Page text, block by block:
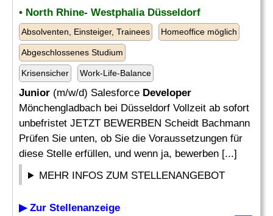
• North Rhine- Westphalia Düsseldorf
Absolventen, Einsteiger, Trainees Homeoffice möglich
Abgeschlossenes Studium
Krisensicher Work-Life-Balance
Junior (m/w/d) Salesforce Developer
Mönchengladbach bei Düsseldorf Vollzeit ab sofort
unbefristet JETZT BEWERBEN Scheidt Bachmann
Prüfen Sie unten, ob Sie die Voraussetzungen für
diese Stelle erfüllen, und wenn ja, bewerben [...]
MEHR INFOS ZUM STELLENANGEBOT
▶ Zur Stellenanzeige